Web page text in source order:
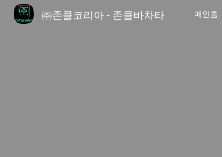
㈜존클코리아 - 존클바차타 메인홈